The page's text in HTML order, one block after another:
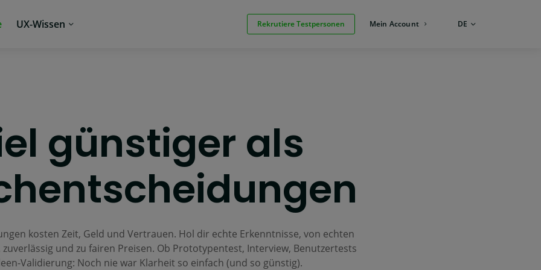
UX-Wissen Rekrutiere Testpersonen Mein Account SPRACHE:
DE
günstiger als
kosten Zeit, Geld und Vertrauen. Hol dir echte Erkenntnisse, von echten
zuverlässig und zu fairen Preisen. Ob Prototypentest, Interview, Benutzertests
Validierung: Noch nie war Klarheit so einfach (und so günstig).